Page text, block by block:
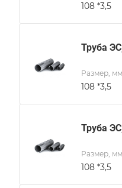
108 *3,5
Труба
Размер, мм
108 *3,5
Труба
Размер, мм
108 *3,5